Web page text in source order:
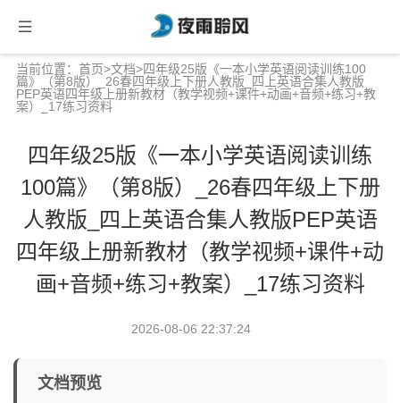
当前位置： 首页>文档>四年级25版《一本小学英语阅读训练100
篇》（第8版）_26春四年级上下册人教版_四上英语合集人教版
PEP英语四年级上册新教材（教学视频+课件+动画+音频+练习+教
案）_17练习资料
四年级25版《一本小学英语阅读训练
100篇》（第8版）_26春四年级上下册
人教版_四上英语合集人教版PEP英语
四年级上册新教材（教学视频+课件+动
画+音频+练习+教案）_17练习资料
2026-08-06 22:37:24
文档预览